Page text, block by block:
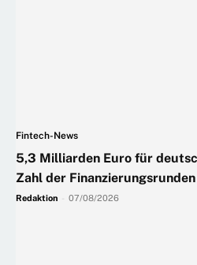
Fintech-News
5,3 Milliarden Euro für
Zahl der
Redaktion 07/08/2026